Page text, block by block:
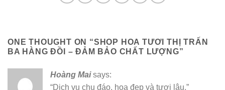
ONE THOUGHT ON “SHOP HOA TƯƠI THỊ TRẤN
BA HÀNG ĐỒI – ĐẢM BẢO CHẤT LƯỢNG”
Hoàng Mai says:
“Dịch vụ chu đáo, hoa đẹp và tươi lâu.”